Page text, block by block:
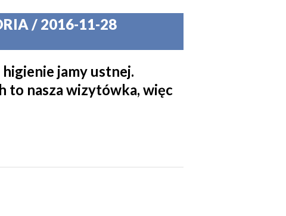
/ 2016-11-28
jamy ustnej.
to nasza wizytówka, więc